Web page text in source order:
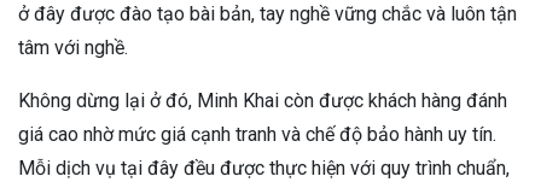
ở đây được đào tạo bài bản, tay nghề vững chắc và luôn tận
tâm với nghề.
Không dừng lại ở đó, Minh Khai còn được khách hàng đánh
giá cao nhờ mức giá cạnh tranh và chế độ bảo hành uy tín.
Mỗi dịch vụ tại đây đều được thực hiện với quy trình chuẩn,